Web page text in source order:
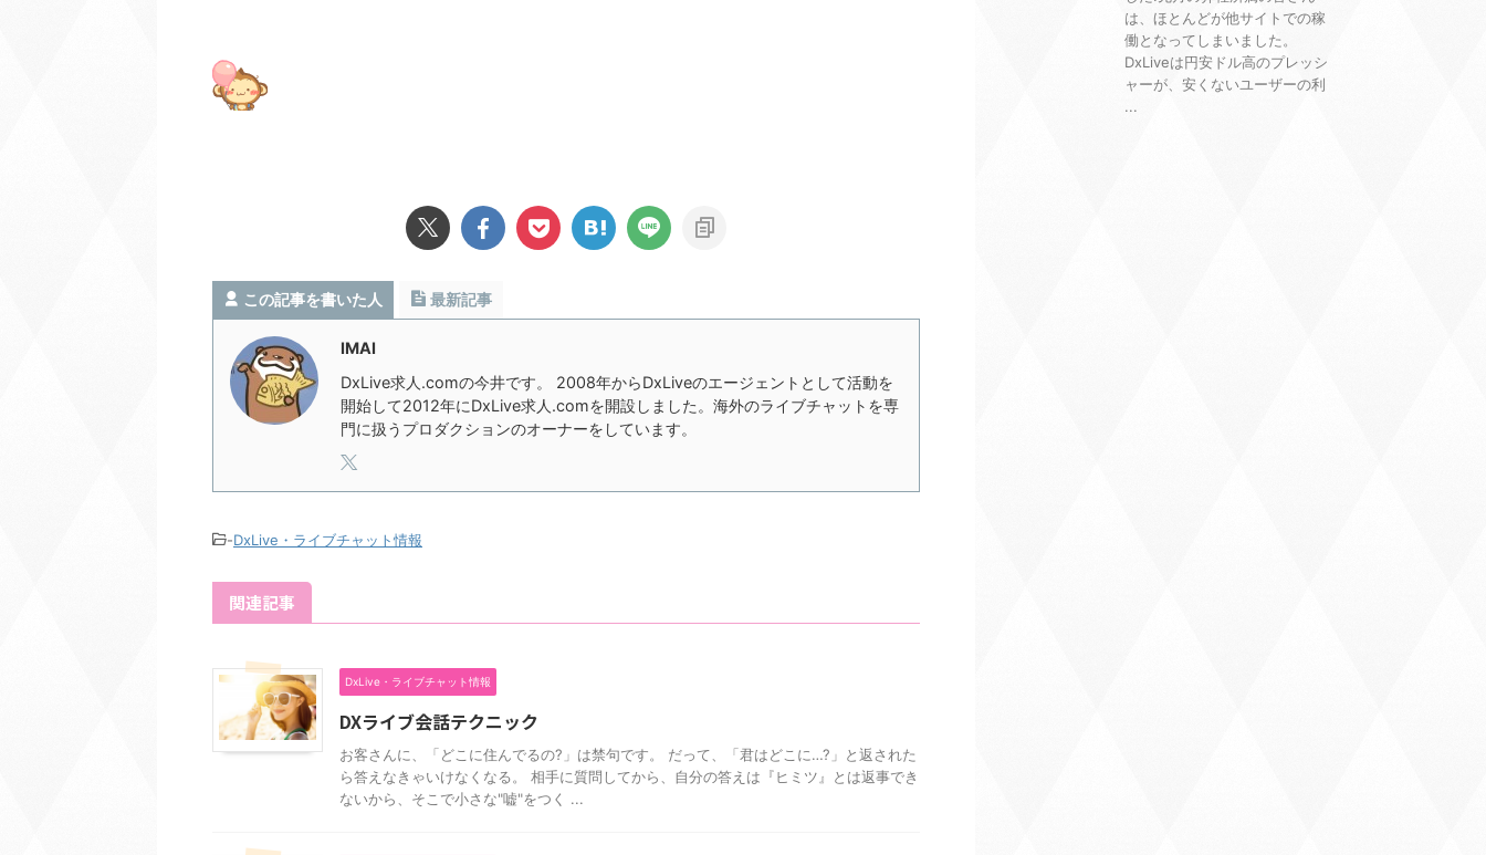
この記事を書いた人 最新記事
IMAI
DxLive求人.comの今井です。 2008年からDxLiveのエージェントとして活動を
開始して2012年にDxLive求人.comを開設しました。海外のライブチャットを専
門に扱うプロダクションのオーナーをしています。
-DxLive・ライブチャット情報
関連記事
DxLive・ライブチャット情報
DXライブ会話テクニック
お客さんに、「どこに住んでるの?」は禁句です。 だって、「君はどこに…?」と返された
ら答えなきゃいけなくなる。 相手に質問してから、自分の答えは『ヒミツ』とは返事でき
ないから、そこで小さな"嘘"をつく ...
は、ほとんどが他サイトでの稼
働となってしまいました。
DxLiveは円安ドル高のプレッシ
ャーが、安くないユーザーの利
...